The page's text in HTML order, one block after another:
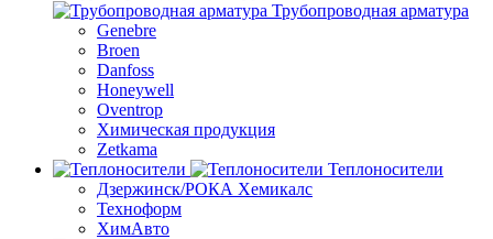
Трубопроводная арматура
Genebre
Broen
Danfoss
Honeywell
Oventrop
Химическая продукция
Zetkama
Теплоносители
Дзержинск/РОКА Хемикалс
Техноформ
ХимАвто